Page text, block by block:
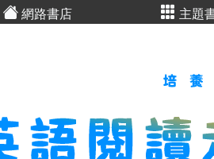
網路書店 主題